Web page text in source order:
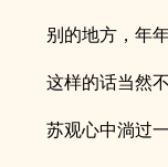
别的地方，年
这样的话当然
苏观心中淌过